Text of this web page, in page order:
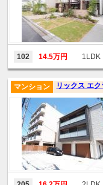
102 14.5万円 1LDK
リックス エ
マンション